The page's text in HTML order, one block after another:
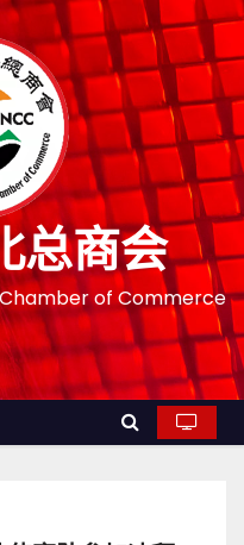
总商会
of Commerce